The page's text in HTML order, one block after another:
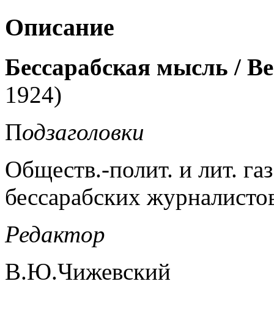
Описание
Бессарабская мысль /
1924)
Подзаголовки
Обществ.-полит. и лит.
бессарабских
Редактор
В.Ю.Чижевский